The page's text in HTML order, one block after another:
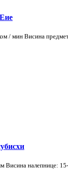
/ мин Висина
налепнице: